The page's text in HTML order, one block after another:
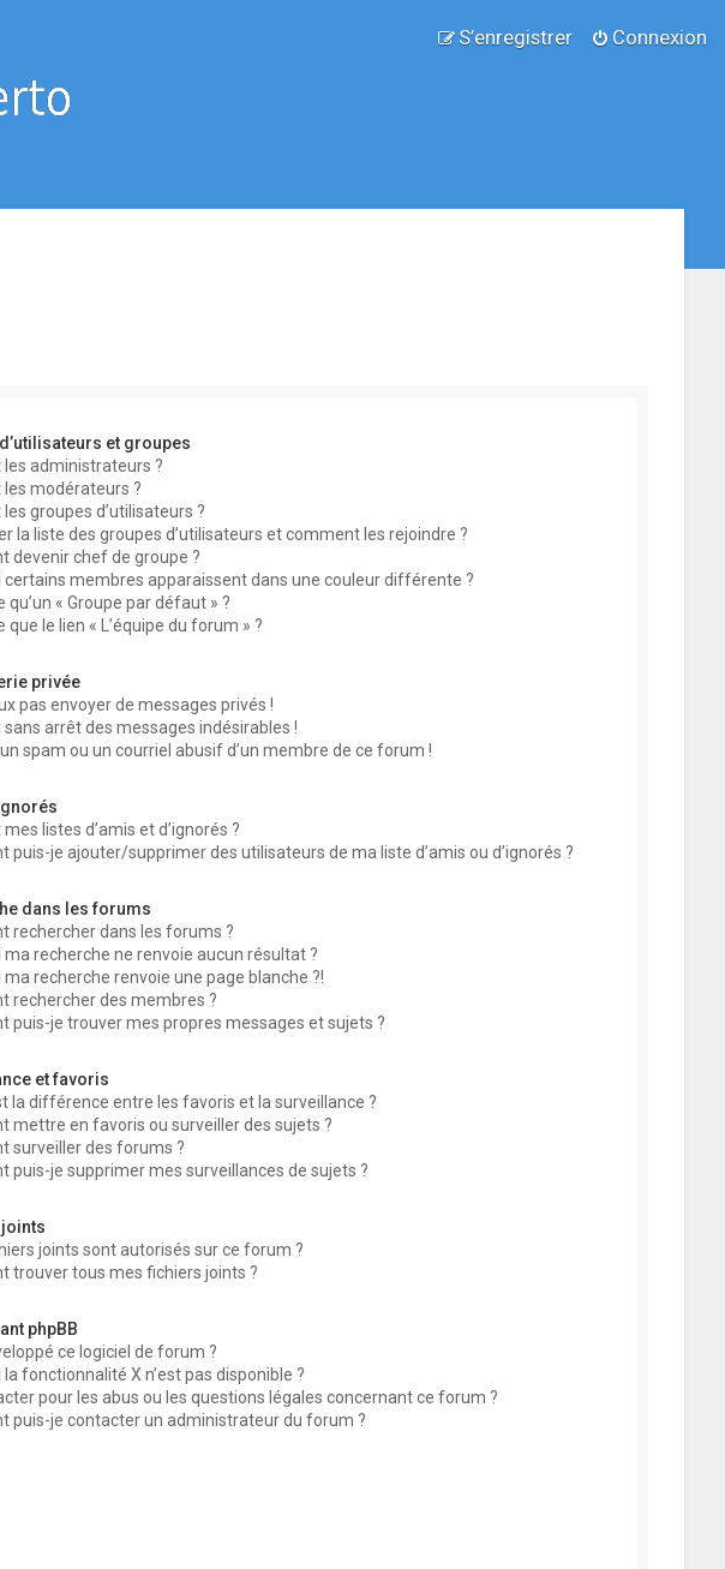
Connexion
S’enregistrer
et groupes
les administrateurs ?
les modérateurs ?
groupes d’utilisateurs ?
la liste des groupes d’utilisateurs et comment les rejoindre ?
devenir chef de groupe ?
certains membres apparaissent dans une couleur différente ?
qu’un « Groupe par défaut » ?
que le lien « L’équipe du forum » ?
privée
pas envoyer de messages privés !
sans arrêt des messages indésirables !
un spam ou un courriel abusif d’un membre de ce forum !
listes d’amis et d’ignorés ?
puis-je ajouter/supprimer des utilisateurs de ma liste d’amis ou d’ignorés ?
dans les forums
rechercher dans les forums ?
ma recherche ne renvoie aucun résultat ?
ma recherche renvoie une page blanche ?!
rechercher des membres ?
puis-je trouver mes propres messages et sujets ?
et favoris
la différence entre les favoris et la surveillance ?
mettre en favoris ou surveiller des sujets ?
surveiller des forums ?
puis-je supprimer mes surveillances de sujets ?
joints sont autorisés sur ce forum ?
trouver tous mes fichiers joints ?
phpBB
ce logiciel de forum ?
la fonctionnalité X n’est pas disponible ?
pour les abus ou les questions légales concernant ce forum ?
puis-je contacter un administrateur du forum ?